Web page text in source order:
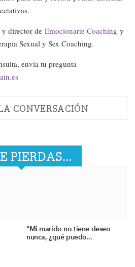
y director de Emocionarte Coaching y
Sexual y Sex Coaching.
envía tu pregunta
CONVERSACIÓN
PIERDAS...
"Mi marido no tiene deseo
nunca, ¿qué puedo...